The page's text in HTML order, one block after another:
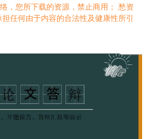
，您所下载的资源，禁止商用； 愁资
任何由于内容的合法性及健康性所引